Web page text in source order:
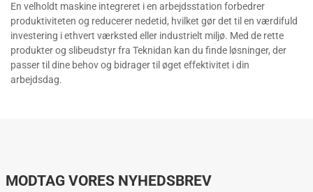
En velholdt maskine integreret i en arbejdsstation forbedrer
produktiviteten og reducerer nedetid, hvilket gør det til en værdifuld
investering i ethvert værksted eller industrielt miljø. Med de rette
produkter og slibeudstyr fra Teknidan kan du finde løsninger, der
passer til dine behov og bidrager til øget effektivitet i din
arbejdsdag.
MODTAG VORES NYHEDSBREV